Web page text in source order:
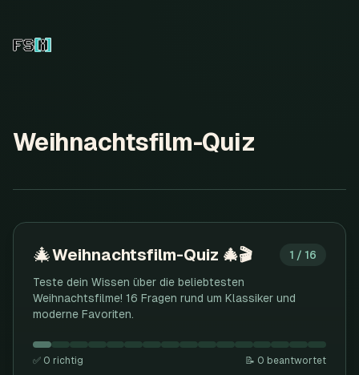
Weihnachtsfilm-Quiz
🎄Weihnachtsfilm-Quiz 🎄🎬 1 / 16
Teste dein Wissen über die beliebtesten
Weihnachtsfilme! 16 Fragen rund um Klassiker und
moderne Favoriten.
✅ 0 richtig 📝 0 beantwortet